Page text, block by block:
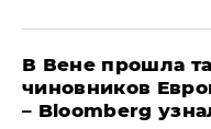
В Вене прошла
чиновников
– Bloomberg